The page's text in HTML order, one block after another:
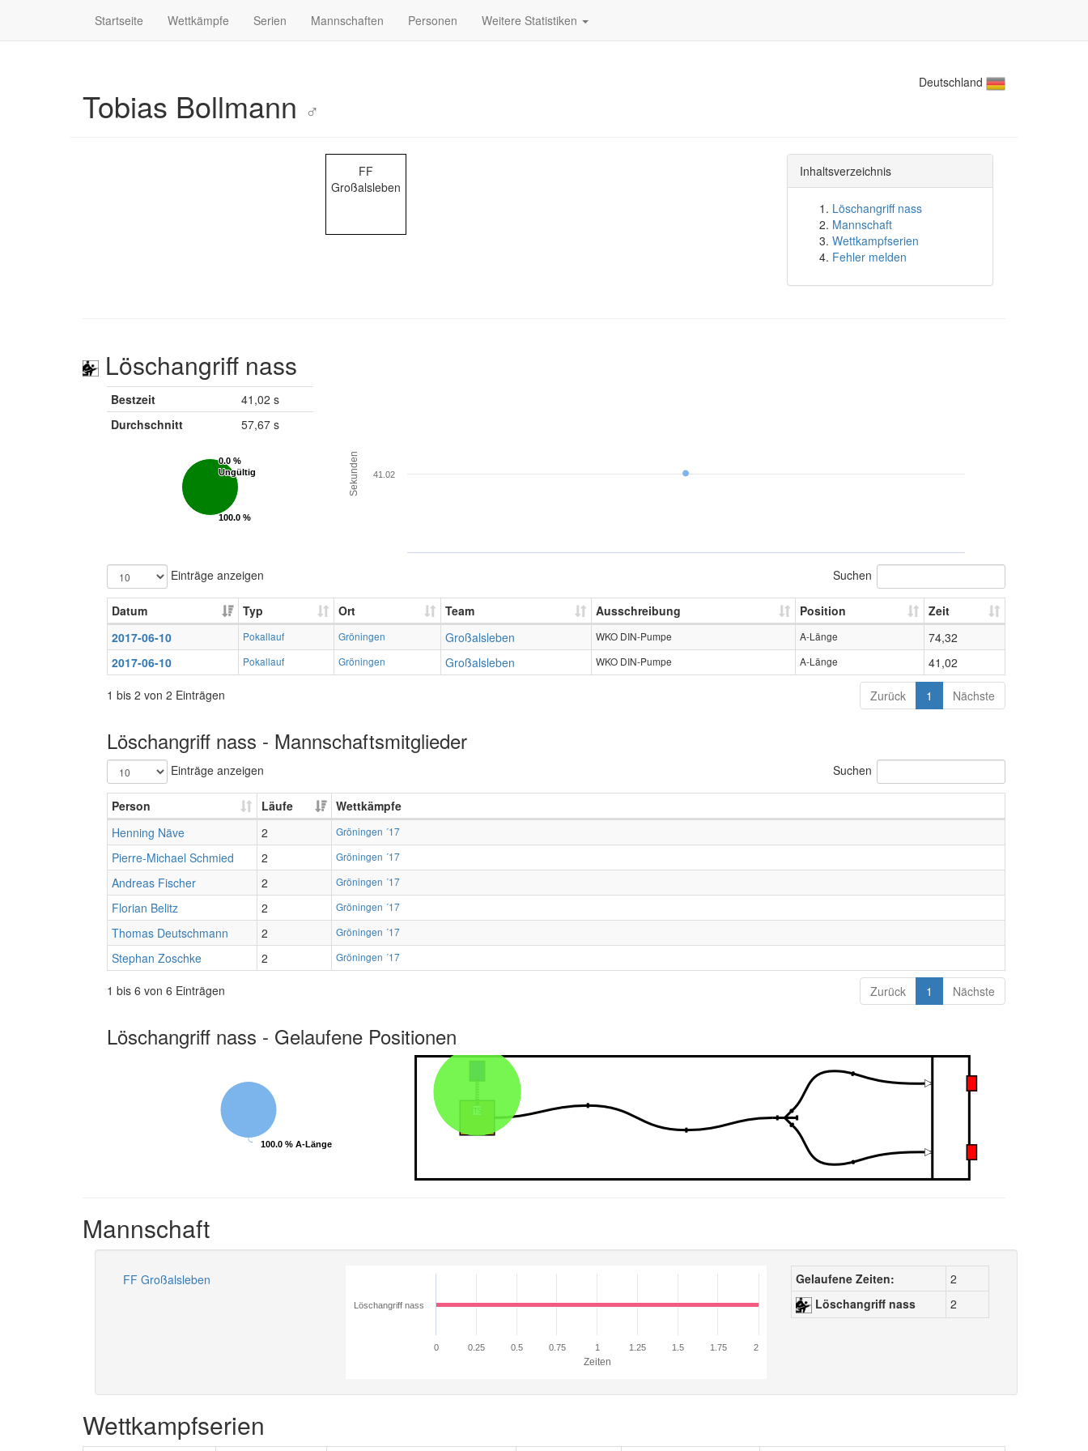
Startseite Wettkämpfe Serien Mannschaften Personen Weitere Statistiken
Deutschland
Tobias Bollmann ♂
FF
Großalsleben
Inhaltsverzeichnis
Löschangriff nass
Mannschaft
Wettkampfserien
Fehler melden
Löschangriff nass
Bestzeit
41,02 s
Durchschnitt
57,67 s
0.0 %
Ungültig
0.0 %
Ungültig
100.0 %
100.0 %
Sekunden 41.02
Einträge anzeigen Suchen
Datum Typ Ort Team Ausschreibung Position
Zeit
2017-06-10
Pokallauf Gröningen Großalsleben WKO DIN-Pumpe A-Länge
74,32
2017-06-10
Pokallauf Gröningen Großalsleben WKO DIN-Pumpe A-Länge
41,02
1 bis 2 von 2 Einträgen
Zurück 1 Nächste
Löschangriff nass - Mannschaftsmitglieder
Einträge anzeigen Suchen
Person Läufe
Wettkämpfe
Henning Näve
2 Gröningen ´17
Pierre-Michael Schmied 2 Gröningen ´17
Andreas Fischer 2 Gröningen ´17
Florian Belitz 2 Gröningen ´17
Thomas Deutschmann 2 Gröningen ´17
Stephan Zoschke 2 Gröningen ´17
1 bis 6 von 6 Einträgen Zurück 1 Nächste
Löschangriff nass - Gelaufene Positionen
100.0 % A-Länge
100.0 % A-Länge
Mannschaft
FF Großalsleben
Zeiten
Löschangriff nass
0 0.25 0.5 0.75 1 1.25 1.5 1.75 2
Gelaufene Zeiten:
2
Löschangriff nass
2
Wettkampfserien